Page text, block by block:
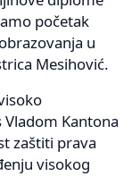
početak
u
Mesihović.
Kantona
zaštiti prava
visokog